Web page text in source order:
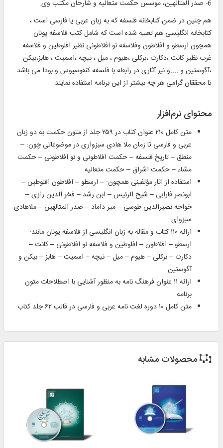
6- صدر المتالهين، موسس حكمت متعاليه و شارحان مكتب وى.
هم چنين در ضمن كتابخانه فلسفه كه به زبان عربى يا فارسى است ،
كتابخانه انگليسى هم تعبيه شده است كه شامل كتب فلاسفه يونان
همچون ارسطو و افلاطون وفلاسفه نو افلاطونى نظير افلوطين و فلاسفه
غرب نظير كانت ،دكارت ،بركلى ،هيوم ، ميل ، نيچه ،اسميت ، هابز،بيكن
،آگوستين و ....و نيز آثارى در رابطه با فلسفه كنفوسيوس و بودا مى باشد
تا محققان گرامى هر چه بيشتر از اين برنامه استفاده نمايند.
محتوای نرم‌افزار
متن کامل ۲۱۰ عنوان کتاب در ۲۵۹ جلد از متون حکمت به دو زبان
عربی و فارسی تا زمان ملا هادی سبزواری در موضوعاتی چون: –
منطق – تاریخ فلسفه – حکمت افلاطونی و نو افلاطونی – حکمت
مشاء – حکمت اشراق – حکمت متعالیه
استفاده از اثار مؤلفینی همچون: – ارسطو – افلاطون افلوطین –
ابونصر فارابی – شیخ الرئیس – ابن رشد – فخر الدین رازی –
خواجه نصیرالدین طوسی – میر داماد – صدر المتالهین – ملاهادی
سبزوای
ارائه ۱۱۰ کتاب و مقاله به زبان انگلیسی از فلاسفه یونان مانند: –
ارسطو – افلاطون – افلوطین و فلاسفه نو افلاطونی – کانت –
دکارت – برکلی – هیوم – میل – نیچه – اسمیت – هابز – بیکن و
آگوستین
ارائه ۱۱ عنوان فرهنگ نامه به منظور آشنایی با اصطلاحات متون
برنامه
متن کامل ۱۰ دوره لغت نامه عربی و فارسی در قالب ۶۲ جلد کتاب
محصولات مشابه